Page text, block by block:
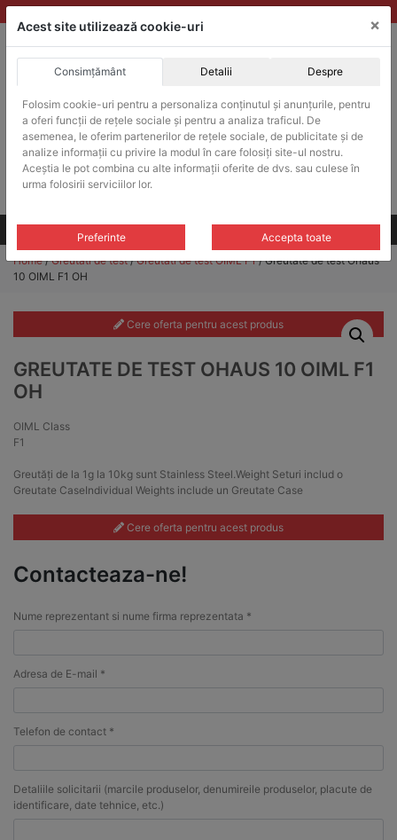
Skip
to
ACHIZITII PUBLICE
Produsele pot fi achizitionate si in sistemul SEAP / SICAP
Products
search
CAUTARE
Toate produsele
Home/Greutati de test/Greutati de test OIML F1/ Greutate de test Ohaus
10 OIML F1 OH
Cere oferta pentru acest produs
GREUTATE DE TEST OHAUS 10 OIML F1
OH
OIML Class
F1
Greutăți de la 1g la 10kg sunt Stainless Steel.Weight Seturi includ o
Greutate CaseIndividual Weights include un Greutate Case
Cere oferta pentru acest produs
Contacteaza-ne!
Nume reprezentant si nume firma reprezentata *
Adresa de E-mail *
Telefon de contact *
Detaliile solicitarii (marcile produselor, denumireile produselor, placute de
identificare, date tehnice, etc.)
Acest site utilizează cookie-uri ×
Consimțământ Detalii Despre
Folosim cookie-uri pentru a personaliza conținutul și anunțurile, pentru
a oferi funcții de rețele sociale și pentru a analiza traficul. De
asemenea, le oferim partenerilor de rețele sociale, de publicitate și de
analize informații cu privire la modul în care folosiți site-ul nostru.
Aceștia le pot combina cu alte informații oferite de dvs. sau culese în
urma folosirii serviciilor lor.
Preferinte Accepta toate